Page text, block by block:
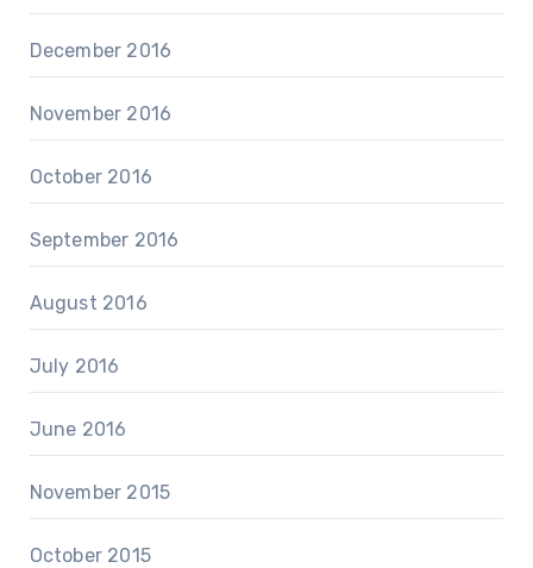
December 2016
November 2016
October 2016
September 2016
August 2016
July 2016
June 2016
November 2015
October 2015